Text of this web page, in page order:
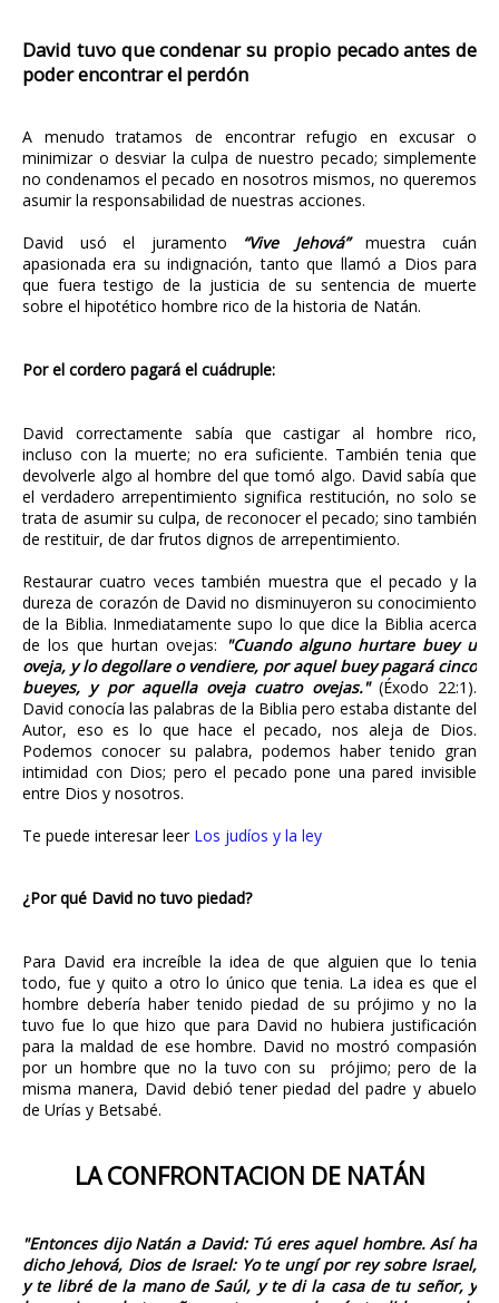
David tuvo que condenar su propio pecado antes de
poder encontrar el perdón
A menudo tratamos de encontrar refugio en excusar o
minimizar o desviar la culpa de nuestro pecado; simplemente
no condenamos el pecado en nosotros mismos, no queremos
asumir la responsabilidad de nuestras acciones.
David usó el juramento “Vive Jehová”muestra cuán
apasionada era su indignación, tanto que llamó a Dios para
que fuera testigo de la justicia de su sentencia de muerte
sobre el hipotético hombre rico de la historia de Natán.
Por el cordero pagará el cuádruple:
David correctamente sabía que castigar al hombre rico,
incluso con la muerte; no era suficiente. También tenia que
devolverle algo al hombre del que tomó algo. David sabía que
el verdadero arrepentimiento significa restitución, no solo se
trata de asumir su culpa, de reconocer el pecado; sino también
de restituir, de dar frutos dignos de arrepentimiento.
Restaurar cuatro veces también muestra que el pecado y la
dureza de corazón de David no disminuyeron su conocimiento
de la Biblia. Inmediatamente supo lo que dice la Biblia acerca
de los que hurtan ovejas: "Cuando alguno hurtare buey u
oveja, y lo degollare o vendiere, por aquel buey pagará cinco
bueyes, y por aquella oveja cuatro ovejas."(Éxodo 22:1).
David conocía las palabras de la Biblia pero estaba distante del
Autor, eso es lo que hace el pecado, nos aleja de Dios.
Podemos conocer su palabra, podemos haber tenido gran
intimidad con Dios; pero el pecado pone una pared invisible
entre Dios y nosotros.
Te puede interesar leer Los judíos y la ley
¿Por qué David no tuvo piedad?
Para David era increíble la idea de que alguien que lo tenia
todo, fue y quito a otro lo único que tenia. La idea es que el
hombre debería haber tenido piedad de su prójimo y no la
tuvo fue lo que hizo que para David no hubiera justificación
para la maldad de ese hombre. David no mostró compasión
por un hombre que no la tuvo con su prójimo; pero de la
misma manera, David debió tener piedad del padre y abuelo
de Urías y Betsabé.
LA CONFRONTACION DE NATÁN
"Entonces dijo Natán a David: Tú eres aquel hombre. Así ha
dicho Jehová, Dios de Israel: Yo te ungí por rey sobre Israel,
y te libré de la mano de Saúl, y te di la casa de tu señor, y